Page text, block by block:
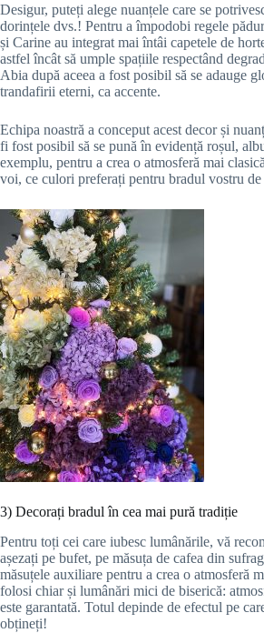
Desigur, puteți alege nuanțele care se
dorințele dvs.! Pentru a împodobi regele
și Carine au integrat mai întâi capetele de
astfel încât să umple spațiile respectând
Abia după aceea a fost posibil să se adauge
trandafirii eterni, ca accente.
Echipa noastră a conceput acest decor și
fi fost posibil să se pună în evidență roșul,
exemplu, pentru a crea o atmosferă mai
voi, ce culori preferați pentru bradul vostru
3) Decorați bradul în cea mai pură tradiție
Pentru toți cei care iubesc lumânările, vă
așezați pe bufet, pe măsuța de cafea din
măsuțele auxiliare pentru a crea o atmosferă
folosi chiar și lumânări mici de biserică:
este garantată. Totul depinde de efectul pe
obțineți!